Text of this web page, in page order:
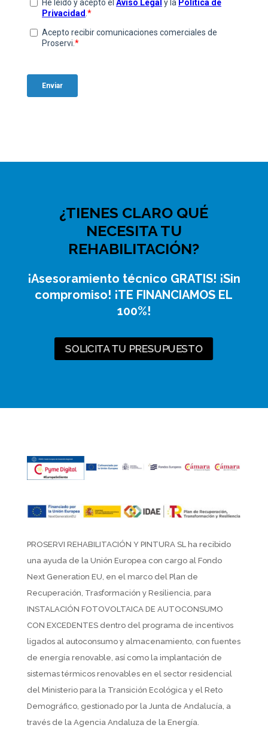
¿TIENES CLARO QUÉ
NECESITA TU
REHABILITACIÓN?
¡Asesoramiento técnico GRATIS! ¡Sin
compromiso! ¡TE FINANCIAMOS EL
100%!
SOLICITA TU PRESUPUESTO
PROSERVI REHABILITACIÓN Y PINTURA SL ha recibido
una ayuda de la Unión Europea con cargo al Fondo
Next Generation EU, en el marco del Plan de
Recuperación, Trasformación y Resiliencia, para
INSTALACIÓN FOTOVOLTAICA DE AUTOCONSUMO
CON EXCEDENTES dentro del programa de incentivos
ligados al autoconsumo y almacenamiento, con fuentes
de energía renovable, así como la implantación de
sistemas térmicos renovables en el sector residencial
del Ministerio para la Transición Ecológica y el Reto
Demográfico, gestionado por la Junta de Andalucía, a
través de la Agencia Andaluza de la Energía.